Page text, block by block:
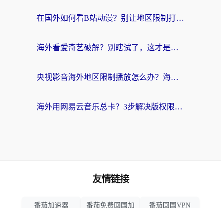
在国外如何看B站动漫？别让地区限制打断你的追番节奏
海外看爱奇艺破解？别瞎试了，这才是留学生华人追剧看球的正确打开方式
央视影音海外地区限制播放怎么办？海外党亲测有效的回国加速指南
海外用网易云音乐总卡？3步解决版权限制+卡顿，还能听喜马拉雅！
友情链接
番茄加速器 番茄免费回国加 番茄回国VPN